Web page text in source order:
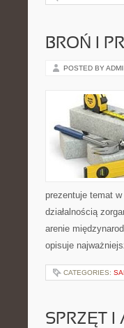
BROŃ I
POSTED BY
prezentuje temat
działalnością
arenie
opisuje
CATEGORIES:
SPRZĘT I